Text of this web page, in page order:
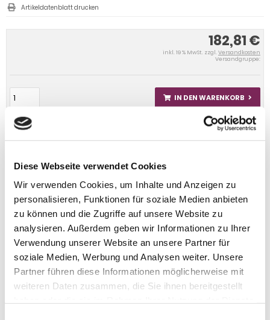
Diese Webseite verwendet Cookies
Wir verwenden Cookies, um Inhalte und Anzeigen zu
personalisieren, Funktionen für soziale Medien anbieten
zu können und die Zugriffe auf unsere Website zu
analysieren. Außerdem geben wir Informationen zu Ihrer
Verwendung unserer Website an unsere Partner für
soziale Medien, Werbung und Analysen weiter. Unsere
Partner führen diese Informationen möglicherweise mit
weiteren Daten zusammen, die Sie ihnen bereitgestellt
182,81 €
inkl. 19 % MwSt. zzgl. Versandkosten
Versandgruppe:
IN DEN WARENKORB
Artikeldatenblatt drucken